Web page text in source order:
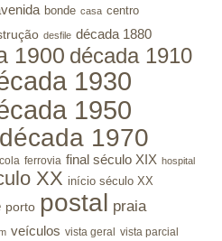
bonde casa centro
desfile década 1880
1900 década 1910
1930
1950
década 1970
ferrovia final século XIX hospital
XX início século XX
porto postal praia
veículos vista geral vista parcial